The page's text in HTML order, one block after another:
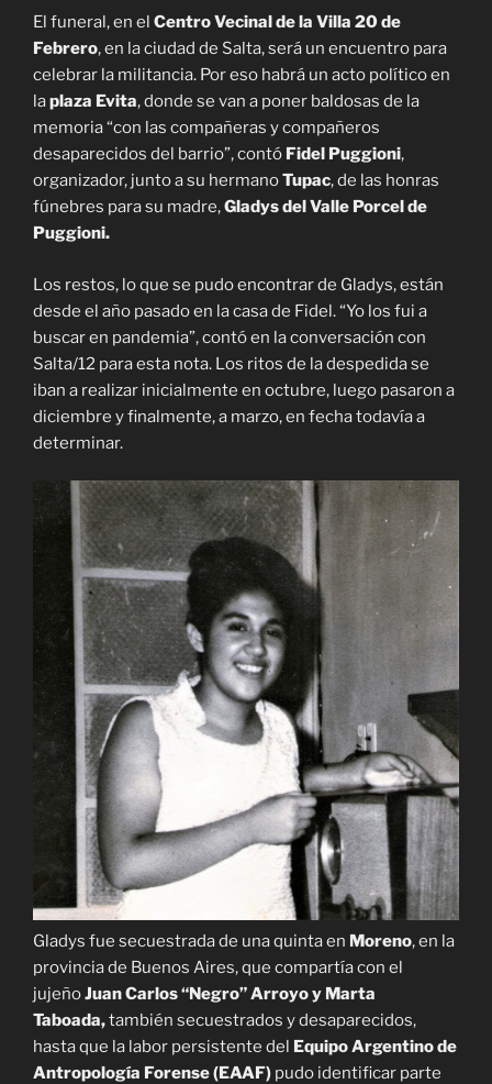
El funeral, en el Centro Vecinal de la Villa 20 de
Febrero, en la ciudad de Salta, será un encuentro para
celebrar la militancia. Por eso habrá un acto político en
laplaza Evita, donde se van a poner baldosas de la
memoria “con las compañeras y compañeros
desaparecidos del barrio”, contó Fidel Puggioni,
organizador, junto a su hermanoTupac, de las honras
fúnebres para su madre,Gladys del Valle Porcel de
Puggioni.
Los restos, lo que se pudo encontrar de Gladys, están
desde el año pasado en la casa de Fidel. “Yo los fui a
buscar en pandemia”, contó en la conversación con
Salta/12 para esta nota. Los ritos de la despedida se
iban a realizar inicialmente en octubre, luego pasaron a
diciembre y finalmente, a marzo, en fecha todavía a
determinar.
Gladys fue secuestrada de una quinta en Moreno, en la
provincia de Buenos Aires, que compartía con el
jujeñoJuan Carlos “Negro” Arroyo y Marta
Taboada,también secuestrados y desaparecidos,
hasta que la labor persistente del Equipo Argentino de
Antropología Forense (EAAF) pudo identificar parte